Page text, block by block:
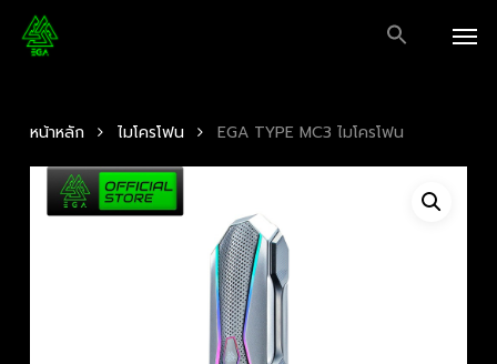
หน้าหลัก ไมโครโฟน EGA TYPE MC3 ไมโครโฟน